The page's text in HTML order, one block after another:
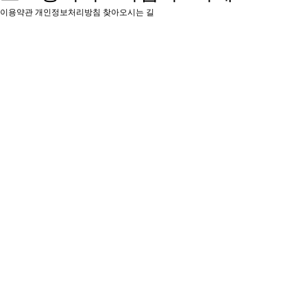
이용약관 개인정보처리방침 찾아오시는 길